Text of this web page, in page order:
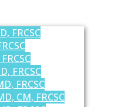
FRCSC
FRCSC
FRCSC
CM, FRCSC